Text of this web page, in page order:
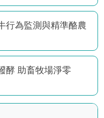
行為監測與精準酪農
酵 助畜牧場淨零